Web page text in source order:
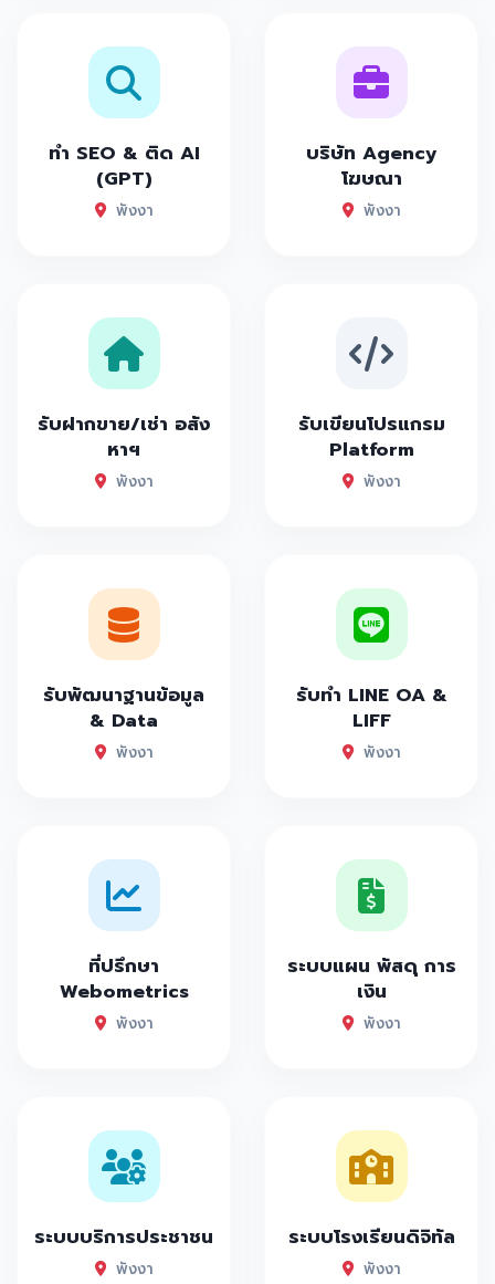
ทำ SEO & ติด AI
(GPT)
พังงา
บริษัท Agency
โฆษณา
พังงา
รับฝากขาย/เช่า อสัง
หาฯ
พังงา
รับเขียนโปรแกรม
Platform
พังงา
รับพัฒนาฐานข้อมูล
& Data
พังงา
รับทำ LINE OA &
LIFF
พังงา
ที่ปรึกษา
Webometrics
พังงา
ระบบแผน พัสดุ การ
เงิน
พังงา
ระบบบริการประชาชน
พังงา
ระบบโรงเรียนดิจิทัล
พังงา